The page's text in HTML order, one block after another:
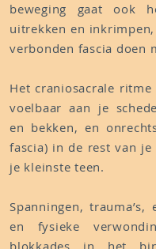
beweging gaat ook
uitrekken en inkrimpen,
verbonden fascia doen
Het craniosacrale
voelbaar aan je
en bekken, en
fascia) in de rest van
je kleinste teen.
Spanningen, trauma’s,
en fysieke
blokkades in het